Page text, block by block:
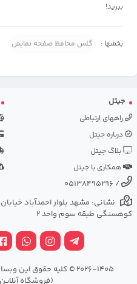
ببرید!
بخشها : گلس محافظ صفحه نمایش
جیتل
راههای ارتباطی
درباره جیتل
بلاگ جیتل
همکاری با جیتل
/
05138495296
کوهسنگی طبقه سوم واحد 2
2026-1405 © کلیه حقوق
(فروشگاه